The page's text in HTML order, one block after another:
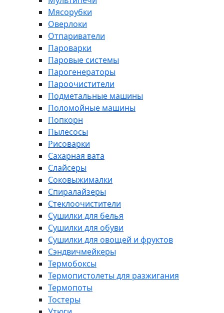
Мясорубки
Оверлоки
Отпариватели
Пароварки
Паровые системы
Парогенераторы
Пароочистители
Подметальные машины
Поломойные машины
Попкорн
Пылесосы
Рисоварки
Сахарная вата
Слайсеры
Соковыжималки
Спиралайзеры
Стеклоочистители
Сушилки для белья
Сушилки для обуви
Сушилки для овощей и фруктов
Сэндвичмейкеры
Термобоксы
Термопистолеты для разжигания
Термопоты
Тостеры